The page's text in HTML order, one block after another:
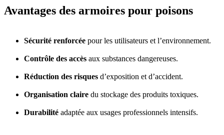
Avantages des armoires pour poisons
Sécurité renforcée pour les utilisateurs et l’environnement.
Contrôle des accès aux substances dangereuses.
Réduction des risques d’exposition et d’accident.
Organisation claire du stockage des produits toxiques.
Durabilité adaptée aux usages professionnels intensifs.